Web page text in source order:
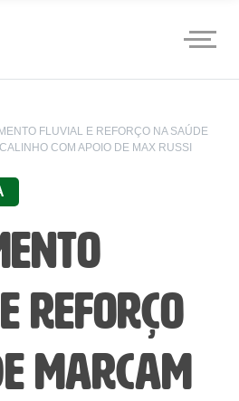
FLUVIAL E REFORÇO NA SAÚDE
COM APOIO DE MAX RUSSI
reforço
marcam